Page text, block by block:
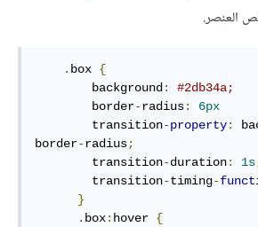
العنصر.
. box {
background: #2db34a;
border-radius: 6px
        transition
-property:
border-radius;
transition-duration: 1s
transition-timing-
}
. box: hover {